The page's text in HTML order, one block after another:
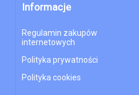
Informacje
Regulamin zakupów
internetowych
Polityka prywatności
Polityka cookies